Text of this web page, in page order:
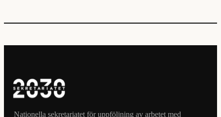
Nationella sekretariatet för uppföljning av arbetet med